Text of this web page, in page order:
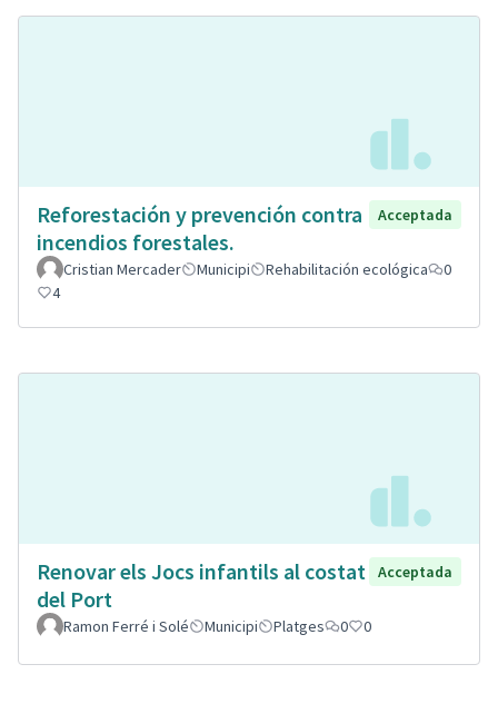
Reforestación y prevención contra
incendios forestales.
Acceptada
Cristian Mercader Municipi Rehabilitación ecológica
0
4
Renovar els Jocs infantils al costat
del Port
Acceptada
Ramon Ferré i Solé Municipi Platges 0 0